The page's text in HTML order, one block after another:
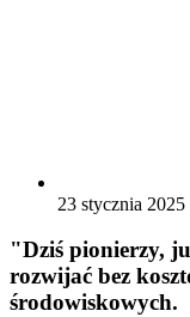
23 stycznia 2025
"Dziś pionierzy,
rozwijać bez
środowiskowych.